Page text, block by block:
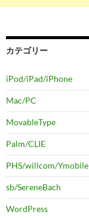
カテゴリー
iPod/iPad/iPhone
Mac/PC
MovableType
Palm/CLIE
PHS/willcom/Ymobile
sb/SereneBach
WordPress